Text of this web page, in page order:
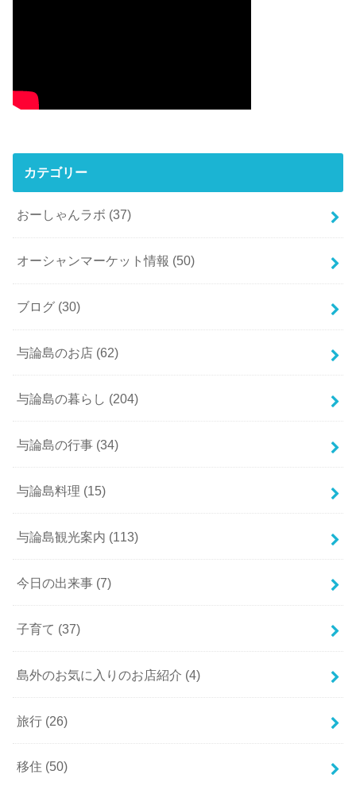
カテゴリー
おーしゃんラボ (37)
オーシャンマーケット情報 (50)
ブログ (30)
与論島のお店 (62)
与論島の暮らし (204)
与論島の行事 (34)
与論島料理 (15)
与論島観光案内 (113)
今日の出来事 (7)
子育て (37)
島外のお気に入りのお店紹介 (4)
旅行 (26)
移住 (50)